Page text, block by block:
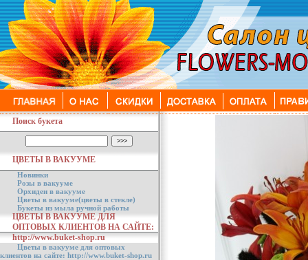
Поиск букета
ЦВЕТЫ В ВАКУУМЕ
Новинки
Розы в вакууме
Орхидеи в вакууме
Цветы в вакууме(цветы в стекле)
Букеты из мыла ручной работы
ЦВЕТЫ В ВАКУУМЕ ДЛЯ
ОПТОВЫХ КЛИЕНТОВ НА САЙТЕ:
http://www.buket-shop.ru
Цветы в вакууме для оптовых
клиентов на сайте: http://www.buket-shop.ru